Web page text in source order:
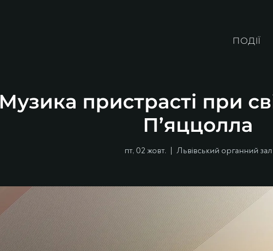
ПОДІЇ
Музика пристрасті при
П’яццолла
пт, 02 жовт.
  |
Львівський органний зал